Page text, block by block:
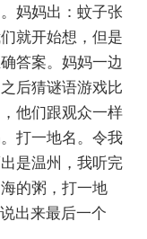
妈妈出：蚊子张
就开始想，但是
答案。妈妈一边
后猜谜语游戏比
他们跟观众一样
打一地名。令我
是温州，我听完
的粥，打一地
出来最后一个